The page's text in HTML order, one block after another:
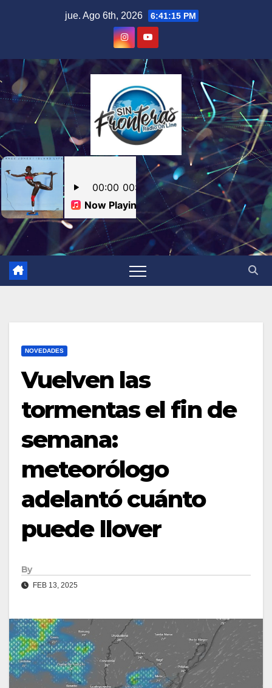
jue. Ago 6th, 2026 6:41:15 PM
NOVEDADES
Vuelven las
tormentas el fin de
semana:
meteorólogo
adelantó cuánto
puede llover
By
FEB 13, 2025